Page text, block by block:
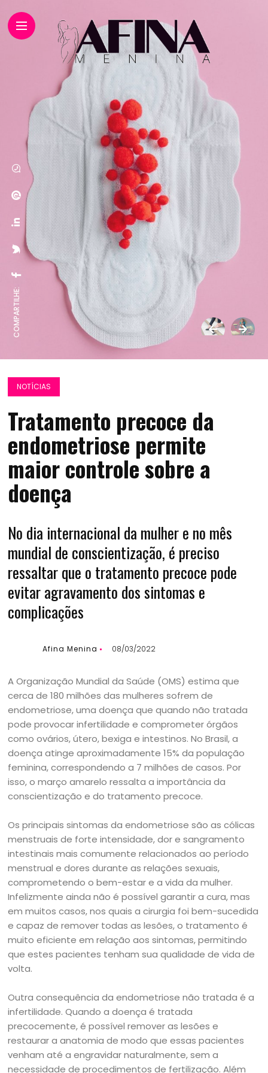
COMPARTILHE:
NOTÍCIAS
Tratamento precoce da
endometriose permite
maior controle sobre a
doença
No dia internacional da mulher e no mês
mundial de conscientização, é preciso
ressaltar que o tratamento precoce pode
evitar agravamento dos sintomas e
complicações
Afina Menina 08/03/2022
A Organização Mundial da Saúde (OMS) estima que
cerca de 180 milhões das mulheres sofrem de
endometriose, uma doença que quando não tratada
pode provocar infertilidade e comprometer órgãos
como ovários, útero, bexiga e intestinos. No Brasil, a
doença atinge aproximadamente 15% da população
feminina, correspondendo a 7 milhões de casos. Por
isso, o março amarelo ressalta a importância da
conscientização e do tratamento precoce.
Os principais sintomas da endometriose são as cólicas
menstruais de forte intensidade, dor e sangramento
intestinais mais comumente relacionados ao período
menstrual e dores durante as relações sexuais,
comprometendo o bem-estar e a vida da mulher.
Infelizmente ainda não é possível garantir a cura, mas
em muitos casos, nos quais a cirurgia foi bem-sucedida
e capaz de remover todas as lesões, o tratamento é
muito eficiente em relação aos sintomas, permitindo
que estes pacientes tenham sua qualidade de vida de
volta.
Outra consequência da endometriose não tratada é a
infertilidade. Quando a doença é tratada
precocemente, é possível remover as lesões e
restaurar a anatomia de modo que essas pacientes
venham até a engravidar naturalmente, sem a
necessidade de procedimentos de fertilização. Além